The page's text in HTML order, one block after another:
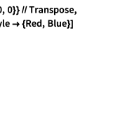
4, 5, 2, 3}, {3, 6,